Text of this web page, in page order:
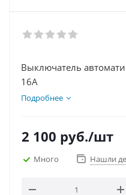
Выключатель автоматический 3ф
16А
Подробнее
2 100 руб./шт
Много Нашли